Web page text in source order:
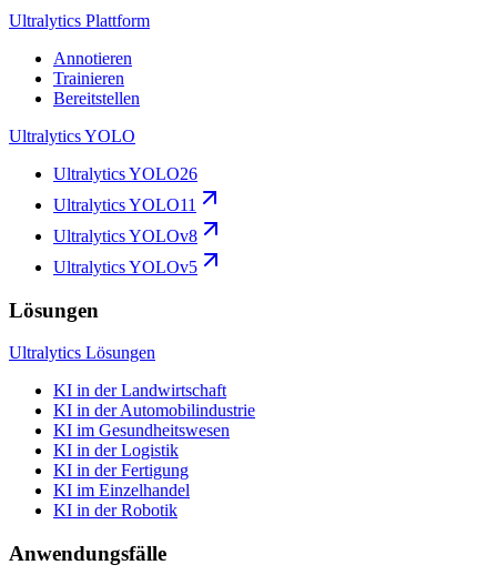
Ultralytics Plattform
Annotieren
Trainieren
Bereitstellen
Ultralytics YOLO
Ultralytics YOLO26
Ultralytics YOLO11
Ultralytics YOLOv8
Ultralytics YOLOv5
Lösungen
Ultralytics Lösungen
KI in der Landwirtschaft
KI in der Automobilindustrie
KI im Gesundheitswesen
KI in der Logistik
KI in der Fertigung
KI im Einzelhandel
KI in der Robotik
Anwendungsfälle